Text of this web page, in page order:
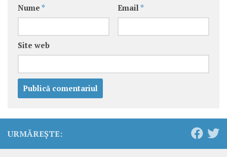
Nume * Email *
Site web
URMĂREȘTE: